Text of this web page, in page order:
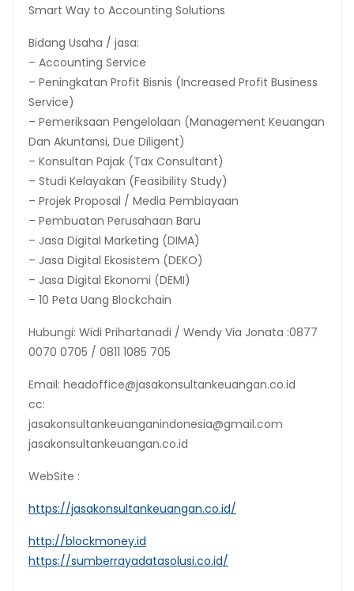
Smart Way to Accounting Solutions
Bidang Usaha / jasa:
– Accounting Service
– Peningkatan Profit Bisnis (Increased Profit Business
Service)
– Pemeriksaan Pengelolaan (Management Keuangan
Dan Akuntansi, Due Diligent)
– Konsultan Pajak (Tax Consultant)
– Studi Kelayakan (Feasibility Study)
– Projek Proposal / Media Pembiayaan
– Pembuatan Perusahaan Baru
– Jasa Digital Marketing (DIMA)
– Jasa Digital Ekosistem (DEKO)
– Jasa Digital Ekonomi (DEMI)
– 10 Peta Uang Blockchain
Hubungi: Widi Prihartanadi / Wendy Via Jonata :0877
0070 0705 / 0811 1085 705
Email: headoffice@jasakonsultankeuangan.co.id
cc:
jasakonsultankeuanganindonesia@gmail.com
jasakonsultankeuangan.co.id
WebSite :
https://jasakonsultankeuangan.co.id/
http://blockmoney.id
https://sumberrayadatasolusi.co.id/